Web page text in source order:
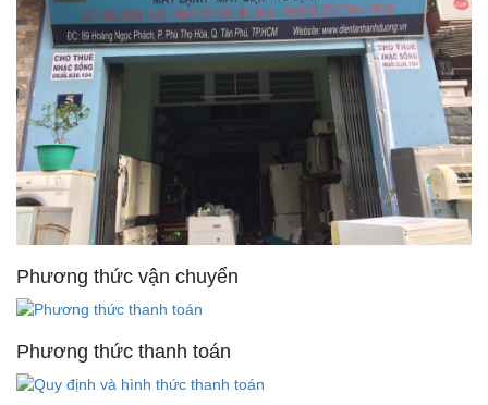
Phương thức vận chuyển
Phương thức thanh toán